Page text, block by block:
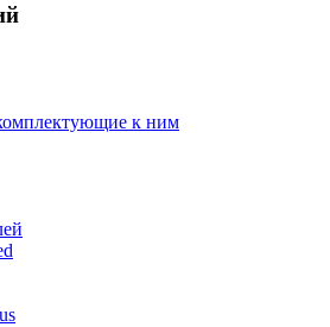
к ним